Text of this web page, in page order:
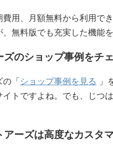
費用、月額無料から利用で
無料版でも充実した機能を
ズのショップ事例をチ
の「ショップ事例を見る
」
イトですよね。でも、じつ
ーズは高度なカスタ